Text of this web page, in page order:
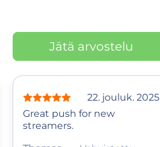
Jätä arvostelu
22. jouluk. 2025
Great push for new
streamers.